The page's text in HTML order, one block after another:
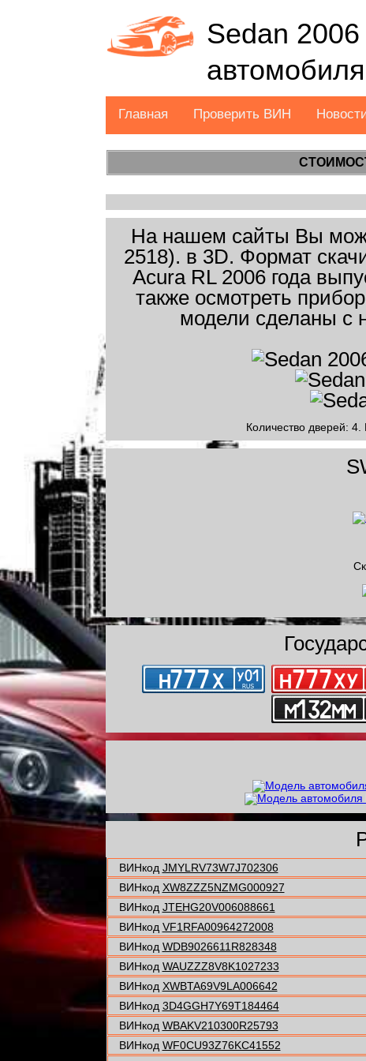
Sedan
автомобиля
Главная Проверить ВИН
На нашем сайты Вы
2518). в 3D. Формат
Acura RL 2006 года
также осмотреть
модели сделаны с
Количество дверей: 4.
ВИНкод JMYLRV73W7J702306
ВИНкод XW8ZZZ5NZMG000927
ВИНкод JTEHG20V006088661
ВИНкод VF1RFA00964272008
ВИНкод WDB9026611R828348
ВИНкод WAUZZZ8V8K1027233
ВИНкод XWBTA69V9LA006642
ВИНкод 3D4GGH7Y69T184464
ВИНкод WBAKV210300R25793
ВИНкод WF0CU93Z76KC41552